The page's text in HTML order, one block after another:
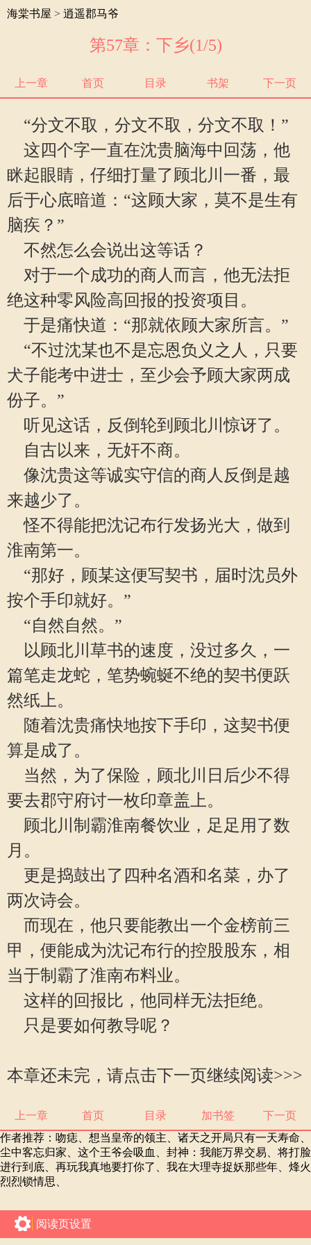
海棠书屋 > 逍遥郡马爷
第57章：下乡(1/5)
上一章 首页 目录 书架 下一页
“分文不取，分文不取，分文不取！”
这四个字一直在沈贵脑海中回荡，他
眯起眼睛，仔细打量了顾北川一番，最
后于心底暗道：“这顾大家，莫不是生有
脑疾？”
不然怎么会说出这等话？
对于一个成功的商人而言，他无法拒
绝这种零风险高回报的投资项目。
于是痛快道：“那就依顾大家所言。”
“不过沈某也不是忘恩负义之人，只要
犬子能考中进士，至少会予顾大家两成
份子。”
听见这话，反倒轮到顾北川惊讶了。
自古以来，无奸不商。
像沈贵这等诚实守信的商人反倒是越
来越少了。
怪不得能把沈记布行发扬光大，做到
淮南第一。
“那好，顾某这便写契书，届时沈员外
按个手印就好。”
“自然自然。”
以顾北川草书的速度，没过多久，一
篇笔走龙蛇，笔势蜿蜒不绝的契书便跃
然纸上。
随着沈贵痛快地按下手印，这契书便
算是成了。
当然，为了保险，顾北川日后少不得
要去郡守府讨一枚印章盖上。
顾北川制霸淮南餐饮业，足足用了数
月。
更是捣鼓出了四种名酒和名菜，办了
两次诗会。
而现在，他只要能教出一个金榜前三
甲，便能成为沈记布行的控股股东，相
当于制霸了淮南布料业。
这样的回报比，他同样无法拒绝。
只是要如何教导呢？
本章还未完，请点击下一页继续阅读>>>
上一章 首页 目录 加书签
下一页
作者推荐： 吻痣 想当皇帝的领主 诸天之开局只有一天寿命
尘中客忘归家
这个王爷会吸血 封神：我能万界交易
将打脸
进行到底
再玩我真地要打你了 我在大理寺捉妖那些年
烽火
烈烈锁情思
阅读页设置